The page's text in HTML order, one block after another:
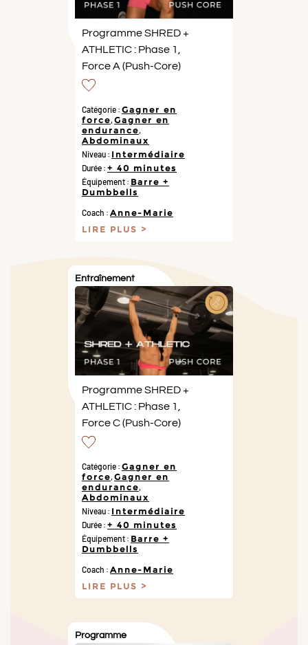
Programme SHRED +
ATHLETIC : Phase 1,
Force A (Push-Core)
Catégorie : Gagner en
force,Gagner en
endurance,
Abdominaux
Niveau : Intermédiaire
Durée : + 40 minutes
Équipement : Barre +
Dumbbells
Coach : Anne-Marie
LIRE PLUS
Entraînement
Programme SHRED +
ATHLETIC : Phase 1,
Force C (Push-Core)
Catégorie : Gagner en
force,Gagner en
endurance,
Abdominaux
Niveau : Intermédiaire
Durée : + 40 minutes
Équipement : Barre +
Dumbbells
Coach : Anne-Marie
LIRE PLUS
Programme